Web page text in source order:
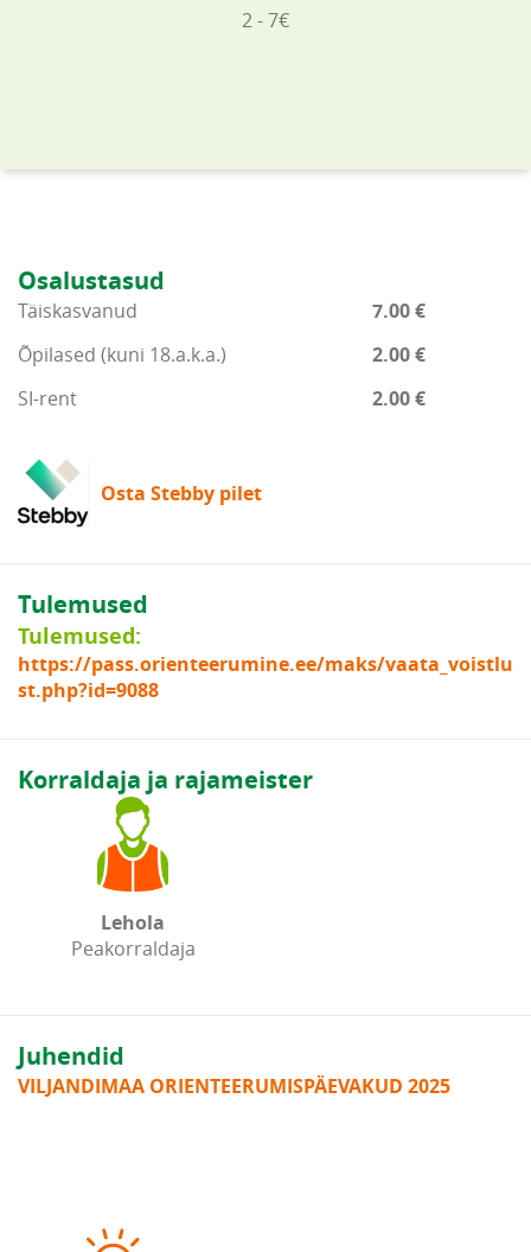
2 - 7€
Osalustasud
Täiskasvanud
7.00 €
Õpilased (kuni 18.a.k.a.)
2.00 €
SI-rent
2.00 €
Osta Stebby pilet
Tulemused
Tulemused:
https://pass.orienteerumine.ee/maks/vaata_voistlu
st.php?id=9088
Korraldaja ja rajameister
Lehola
Peakorraldaja
Juhendid
VILJANDIMAA ORIENTEERUMISPÄEVAKUD 2025